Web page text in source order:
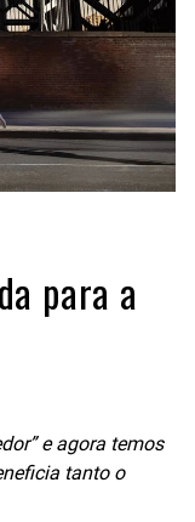
para a
e agora temos
tanto o